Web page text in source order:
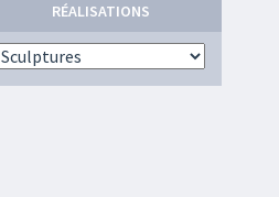
RÉALISATIONS
Réalisations